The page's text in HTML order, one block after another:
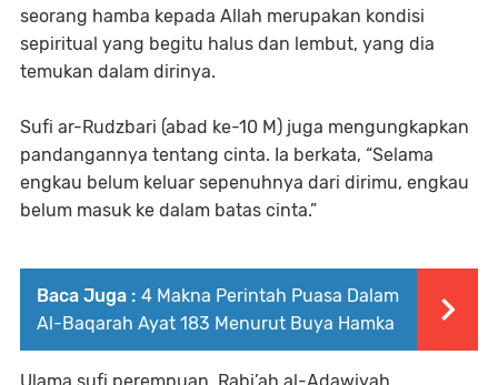
seorang hamba kepada Allah merupakan kondisi
sepiritual yang begitu halus dan lembut, yang dia
temukan dalam dirinya.
Sufi ar-Rudzbari (abad ke-10 M) juga mengungkapkan
pandangannya tentang cinta. Ia berkata, “Selama
engkau belum keluar sepenuhnya dari dirimu, engkau
belum masuk ke dalam batas cinta.”
Baca Juga : 4 Makna Perintah Puasa Dalam
Al-Baqarah Ayat 183 Menurut Buya Hamka